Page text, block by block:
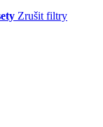
Zrušit filtry